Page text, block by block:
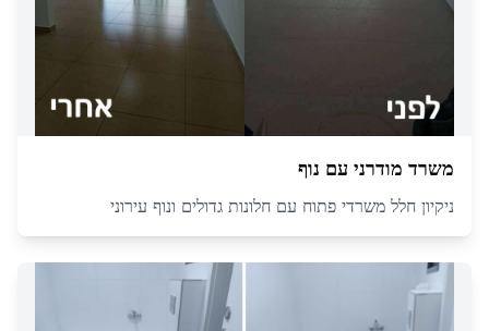
משרד מודרני עם נוף
ניקיון חלל משרדי פתוח עם חלונות גדולים ונוף עירוני